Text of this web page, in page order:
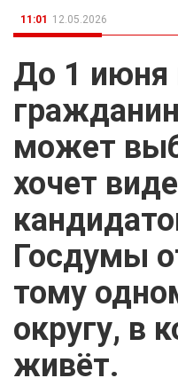
11:01 12.05.2026
До 1
может
хочет
Госдумы
тому
округу, в
живёт.